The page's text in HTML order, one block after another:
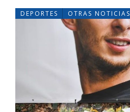
DEPORTES OTRAS NOTICIAS